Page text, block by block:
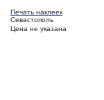
Печать наклеек
Севастополь
Цена не указана